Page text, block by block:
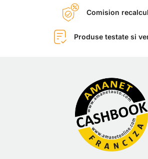
Comision
Produse testate si